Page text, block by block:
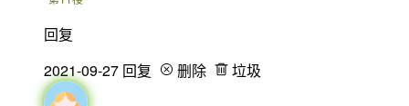
回复
2021-09-27 回复 删除 垃圾